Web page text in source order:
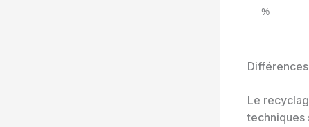
%
Le
techniques